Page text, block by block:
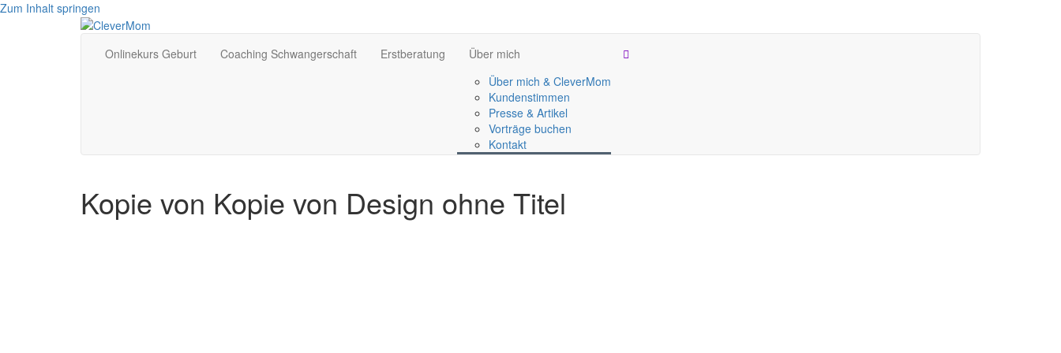
Zum Inhalt springen
Onlinekurs Geburt Coaching Schwangerschaft Erstberatung
Über mich
Über mich & CleverMom
Kundenstimmen
Presse & Artikel
Vorträge buchen
Kontakt
Kopie von Kopie von Design ohne Titel